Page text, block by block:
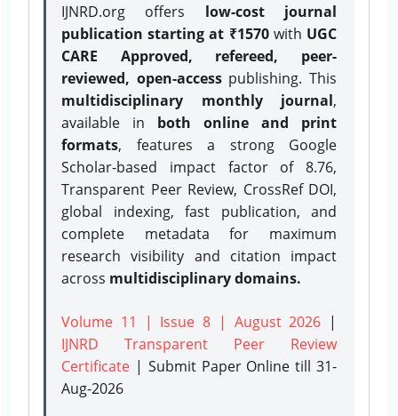
IJNRD.org offers low-cost journal
publication starting at ₹1570with UGC
CARE Approved, refereed, peer-
reviewed, open-accesspublishing. This
multidisciplinary monthly journal,
available in both online and print
formats, features a strong Google
Scholar-based impact factor of 8.76,
Transparent Peer Review, CrossRef DOI,
global indexing, fast publication, and
complete metadata for maximum
research visibility and citation impact
across multidisciplinary domains.
Volume 11 | Issue 8 | August 2026 |
IJNRD Transparent Peer Review
Certificate | Submit Paper Onlinetill 31-
Aug-2026